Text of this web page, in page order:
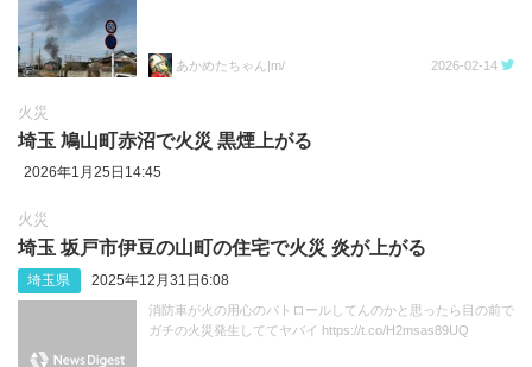
あかめたちゃん|m/ 2026-02-14
火災
埼玉 鳩山町赤沼で火災 黒煙上がる
2026年1月25日14:45
火災
埼玉 坂戸市伊豆の山町の住宅で火災 炎が上がる
埼玉県 2025年12月31日6:08
消防車が火の用心のパトロールしてんのかと思ったら目の前で
ガチの火災発生しててヤバイ https://t.co/H2msas89UQ